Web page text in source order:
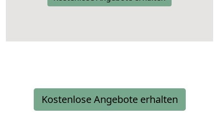
Kostenlose Angebote erhalten